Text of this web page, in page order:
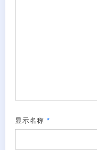
显示名称 *